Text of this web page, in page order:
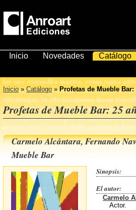
Inicio Novedades Catálogo
Inicio»Catálogo»Profetas de Mueble Bar:
Profetas de Mueble Bar: 25
Carmelo Alcántara, Fernando
Mueble Bar
Sinopsis:
El autor:
Carmelo
Actor.